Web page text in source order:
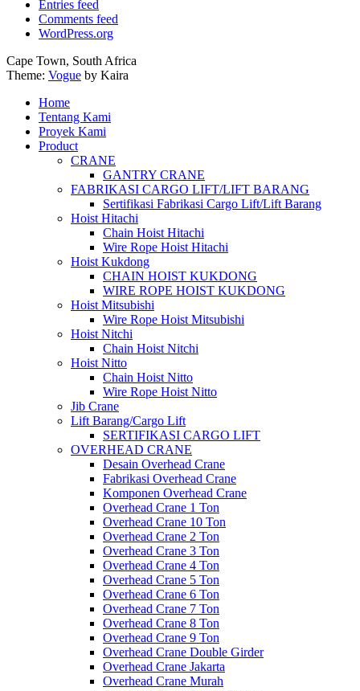
Entries feed
Comments feed
WordPress.org
Cape Town, South Africa
Theme: Vogue by Kaira
Home
Tentang Kami
Proyek Kami
Product
CRANE
GANTRY CRANE
FABRIKASI CARGO LIFT/LIFT BARANG
Sertifikasi Fabrikasi Cargo Lift/Lift Barang
Hoist Hitachi
Chain Hoist Hitachi
Wire Rope Hoist Hitachi
Hoist Kukdong
CHAIN HOIST KUKDONG
WIRE ROPE HOIST KUKDONG
Hoist Mitsubishi
Wire Rope Hoist Mitsubishi
Hoist Nitchi
Chain Hoist Nitchi
Hoist Nitto
Chain Hoist Nitto
Wire Rope Hoist Nitto
Jib Crane
Lift Barang/Cargo Lift
SERTIFIKASI CARGO LIFT
OVERHEAD CRANE
Desain Overhead Crane
Fabrikasi Overhead Crane
Komponen Overhead Crane
Overhead Crane 1 Ton
Overhead Crane 10 Ton
Overhead Crane 2 Ton
Overhead Crane 3 Ton
Overhead Crane 4 Ton
Overhead Crane 5 Ton
Overhead Crane 6 Ton
Overhead Crane 7 Ton
Overhead Crane 8 Ton
Overhead Crane 9 Ton
Overhead Crane Double Girder
Overhead Crane Jakarta
Overhead Crane Murah